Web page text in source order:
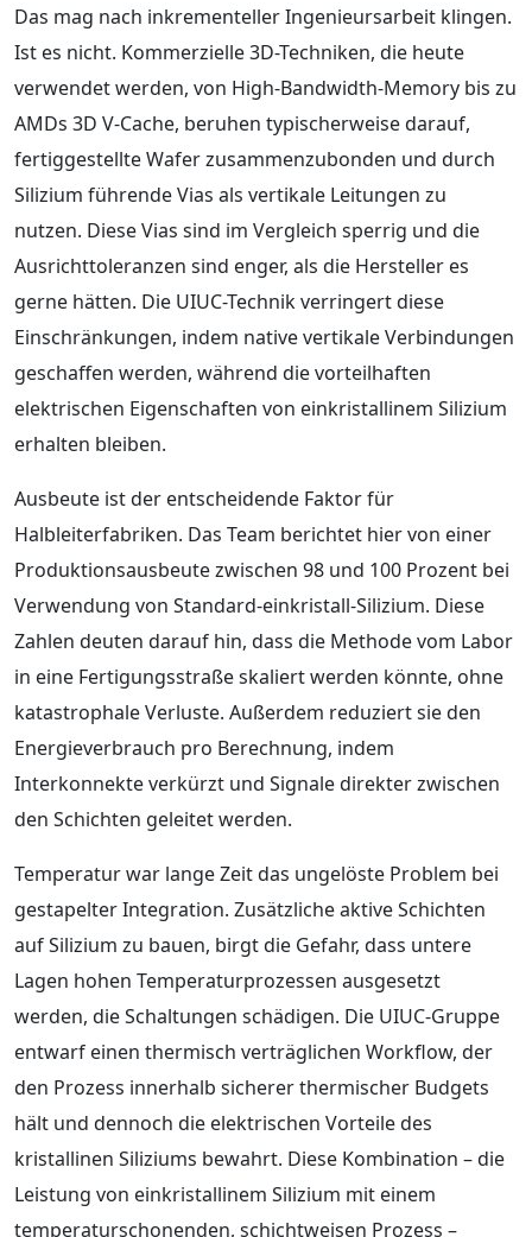
Das mag nach inkrementeller Ingenieursarbeit klingen.
Ist es nicht. Kommerzielle 3D-Techniken, die heute
verwendet werden, von High-Bandwidth-Memory bis zu
AMDs 3D V-Cache, beruhen typischerweise darauf,
fertiggestellte Wafer zusammenzubonden und durch
Silizium führende Vias als vertikale Leitungen zu
nutzen. Diese Vias sind im Vergleich sperrig und die
Ausrichttoleranzen sind enger, als die Hersteller es
gerne hätten. Die UIUC-Technik verringert diese
Einschränkungen, indem native vertikale Verbindungen
geschaffen werden, während die vorteilhaften
elektrischen Eigenschaften von einkristallinem Silizium
erhalten bleiben.
Ausbeute ist der entscheidende Faktor für
Halbleiterfabriken. Das Team berichtet hier von einer
Produktionsausbeute zwischen 98 und 100 Prozent bei
Verwendung von Standard-einkristall-Silizium. Diese
Zahlen deuten darauf hin, dass die Methode vom Labor
in eine Fertigungsstraße skaliert werden könnte, ohne
katastrophale Verluste. Außerdem reduziert sie den
Energieverbrauch pro Berechnung, indem
Interkonnekte verkürzt und Signale direkter zwischen
den Schichten geleitet werden.
Temperatur war lange Zeit das ungelöste Problem bei
gestapelter Integration. Zusätzliche aktive Schichten
auf Silizium zu bauen, birgt die Gefahr, dass untere
Lagen hohen Temperaturprozessen ausgesetzt
werden, die Schaltungen schädigen. Die UIUC-Gruppe
entwarf einen thermisch verträglichen Workflow, der
den Prozess innerhalb sicherer thermischer Budgets
hält und dennoch die elektrischen Vorteile des
kristallinen Siliziums bewahrt. Diese Kombination – die
Leistung von einkristallinem Silizium mit einem
temperaturschonenden, schichtweisen Prozess –